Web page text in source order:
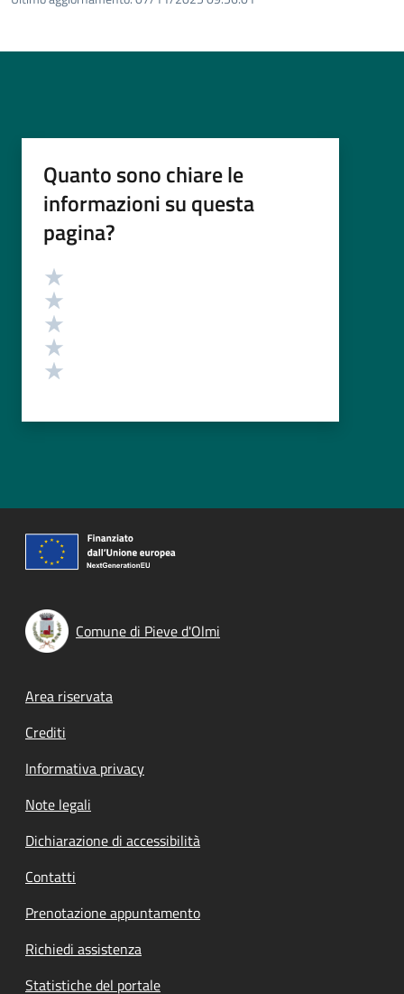
Quanto sono chiare le
informazioni su questa
pagina?
Valutazione
Comune di Pieve d'Olmi
Footer menu
Area riservata
Crediti
Informativa privacy
Note legali
Dichiarazione di accessibilità
Contatti
Prenotazione appuntamento
Richiedi assistenza
Statistiche del portale